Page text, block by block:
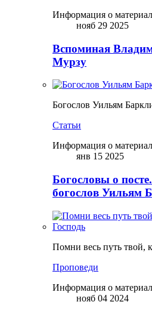
Информация о
нояб 29 2025
Вспоминая
Мурзу
Богослов Уильям
Статьи
Информация о
янв 15 2025
Богословы о
богослов Уильям
Помни весь путь твой,
Проповеди
Информация о
нояб 04 2024